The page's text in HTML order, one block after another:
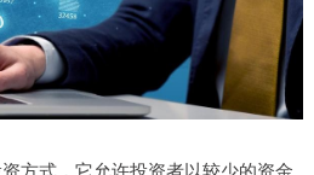
方式，它允许投资者以较少的资金